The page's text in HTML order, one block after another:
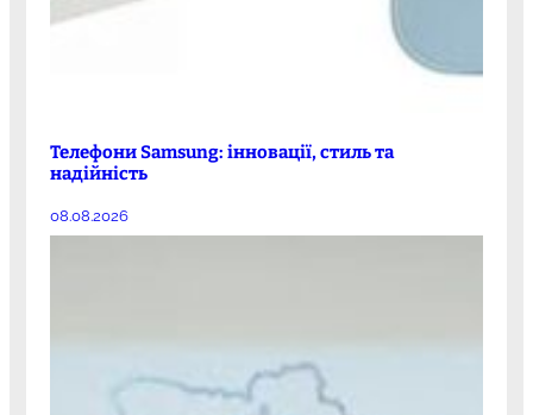
Телефони Samsung: інновації, стиль та
надійність
08.08.2026